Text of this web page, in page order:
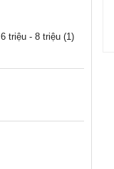
6 triệu - 8 triệu (1)